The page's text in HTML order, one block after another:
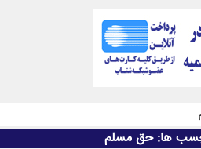
ها:حق مسلم